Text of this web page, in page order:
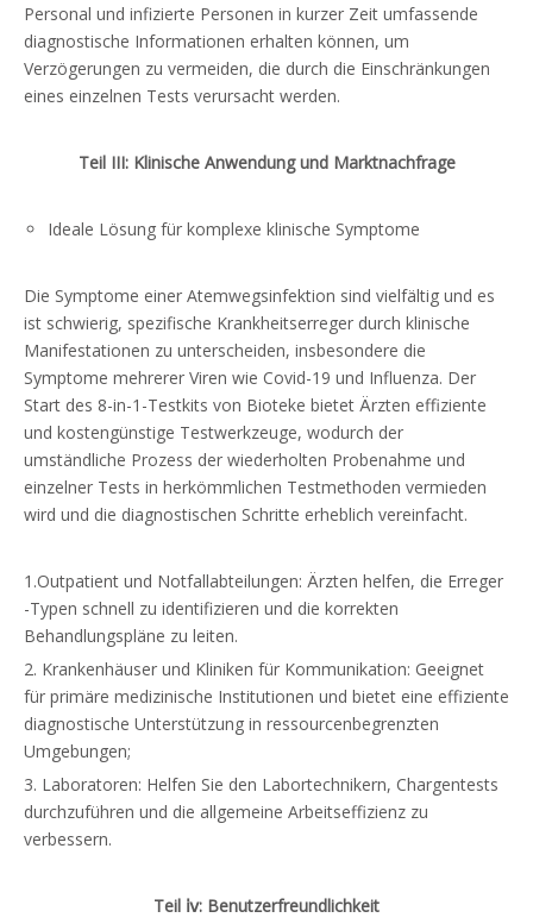
Personal und infizierte Personen in kurzer Zeit umfassende
diagnostische Informationen erhalten können, um
Verzögerungen zu vermeiden, die durch die Einschränkungen
eines einzelnen Tests verursacht werden.
Teil III: Klinische Anwendung und Marktnachfrage
Ideale Lösung für komplexe klinische Symptome
Die Symptome einer Atemwegsinfektion sind vielfältig und es
ist schwierig, spezifische Krankheitserreger durch klinische
Manifestationen zu unterscheiden, insbesondere die
Symptome mehrerer Viren wie Covid-19 und Influenza. Der
Start des 8-in-1-Testkits von Bioteke bietet Ärzten effiziente
und kostengünstige Testwerkzeuge, wodurch der
umständliche Prozess der wiederholten Probenahme und
einzelner Tests in herkömmlichen Testmethoden vermieden
wird und die diagnostischen Schritte erheblich vereinfacht.
1.Outpatient und Notfallabteilungen: Ärzten helfen, die Erreger
-Typen schnell zu identifizieren und die korrekten
Behandlungspläne zu leiten.
2. Krankenhäuser und Kliniken für Kommunikation: Geeignet
für primäre medizinische Institutionen und bietet eine effiziente
diagnostische Unterstützung in ressourcenbegrenzten
Umgebungen;
3. Laboratoren: Helfen Sie den Labortechnikern, Chargentests
durchzuführen und die allgemeine Arbeitseffizienz zu
verbessern.
Teil ⅳ: Benutzerfreundlichkeit